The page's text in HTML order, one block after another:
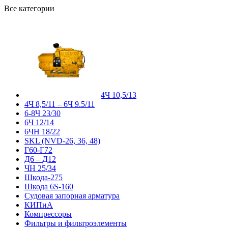
Все категории
4Ч 10,5/13
4Ч 8,5/11 – 6Ч 9.5/11
6-8Ч 23/30
6Ч 12/14
6ЧН 18/22
SKL (NVD-26, 36, 48)
Г60-Г72
Д6 – Д12
ЧН 25/34
Шкода-275
Шкода 6S-160
Судовая запорная арматура
КИПиА
Компрессоры
Фильтры и фильтроэлементы